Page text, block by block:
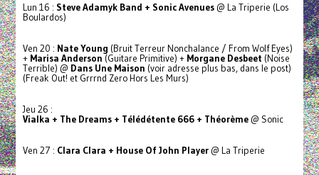
Lun 16 : Steve Adamyk Band + Sonic Avenues @ La Triperie (Los
Boulardos)
Ven 20 : Nate Young (Bruit Terreur Nonchalance / From Wolf Eyes)
+ Marisa Anderson (Guitare Primitive) + Morgane Desbeet (Noise
Terrible) @ Dans Une Maison (voir adresse plus bas, dans le post)
(Freak Out! et Grrrnd Zero Hors Les Murs)
Jeu 26 :
Vialka + The Dreams + Télédétente 666 + Théorème@ Sonic
Ven 27 : Clara Clara + House Of John Player@ La Triperie